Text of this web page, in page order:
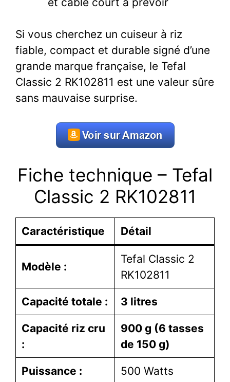
Si vous cherchez un cuiseur à riz
fiable, compact et durable signé d’une
grande marque française, le Tefal
Classic 2 RK102811 est une valeur sûre
sans mauvaise surprise.
Fiche technique – Tefal
Classic 2 RK102811
Caractéristique Détail
Modèle :
Tefal Classic 2
RK102811
Capacité totale : 3 litres
Capacité riz cru
:
900 g (6 tasses
de 150 g)
Puissance : 500 Watts